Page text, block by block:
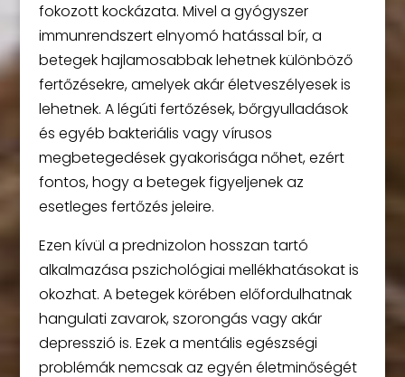
fokozott kockázata. Mivel a gyógyszer
immunrendszert elnyomó hatással bír, a
betegek hajlamosabbak lehetnek különböző
fertőzésekre, amelyek akár életveszélyesek is
lehetnek. A légúti fertőzések, bőrgyulladások
és egyéb bakteriális vagy vírusos
megbetegedések gyakorisága nőhet, ezért
fontos, hogy a betegek figyeljenek az
esetleges fertőzés jeleire.
Ezen kívül a prednizolon hosszan tartó
alkalmazása pszichológiai mellékhatásokat is
okozhat. A betegek körében előfordulhatnak
hangulati zavarok, szorongás vagy akár
depresszió is. Ezek a mentális egészségi
problémák nemcsak az egyén életminőségét